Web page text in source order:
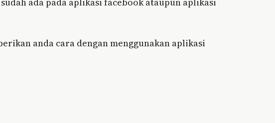
anda cara dengan menggunakan aplikasi